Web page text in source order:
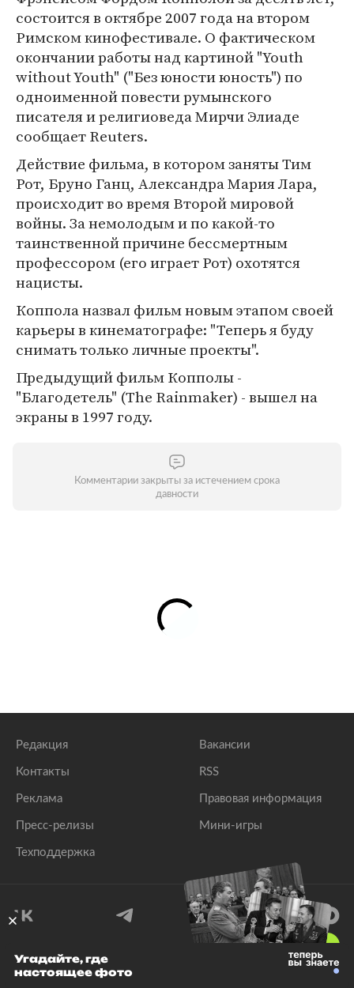
состоится в октябре 2007 года на втором
Римском кинофестивале. О фактическом
окончании работы над картиной "Youth
without Youth" ("Без юности юность") по
одноименной повести румынского
писателя и религиоведа Мирчи Элиаде
сообщает Reuters.
Действие фильма, в котором заняты Тим
Рот, Бруно Ганц, Александра Мария Лара,
происходит во время Второй мировой
войны. За немолодым и по какой-то
таинственной причине бессмертным
профессором (его играет Рот) охотятся
нацисты.
Коппола назвал фильм новым этапом своей
карьеры в кинематографе: "Теперь я буду
снимать только личные проекты".
Предыдущий фильм Копполы -
"Благодетель" (The Rainmaker) - вышел на
экраны в 1997 году.
Комментарии закрыты за истечением срока
давности
Редакция
Контакты
Реклама
Пресс-релизы
Техподдержка
Вакансии
RSS
Правовая информация
Мини-игры
© 1999–2026 Все права защищены.
Угадайте, где
настоящее фото